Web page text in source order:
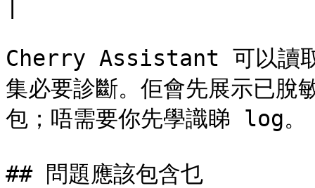
Cherry Assistant 可以讀取
集必要診斷。佢會先展示已脫
包；唔需要你先學識睇 log。
## 問題應該包含乜